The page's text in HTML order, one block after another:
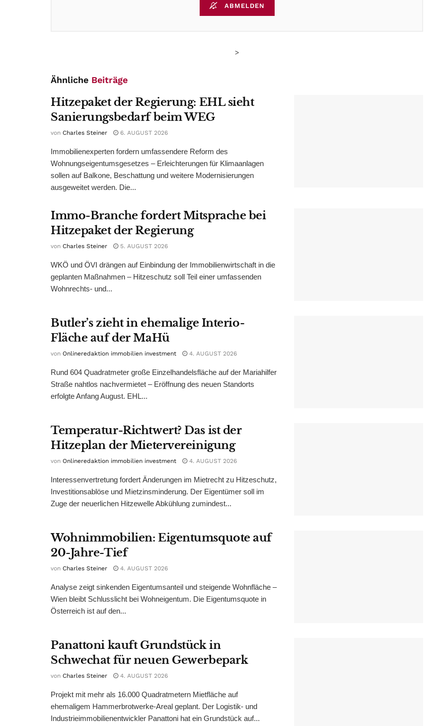
ABMELDEN
>
Ähnliche Beiträge
Hitzepaket der Regierung: EHL sieht
Sanierungsbedarf beim WEG
von Charles Steiner 6. AUGUST 2026
Immobilienexperten fordern umfassendere Reform des
Wohnungseigentumsgesetzes – Erleichterungen für Klimaanlagen
sollen auf Balkone, Beschattung und weitere Modernisierungen
ausgeweitet werden. Die...
Immo-Branche fordert Mitsprache bei
Hitzepaket der Regierung
von Charles Steiner 5. AUGUST 2026
WKÖ und ÖVI drängen auf Einbindung der Immobilienwirtschaft in die
geplanten Maßnahmen – Hitzeschutz soll Teil einer umfassenden
Wohnrechts- und...
Butler’s zieht in ehemalige Interio-
Fläche auf der MaHü
von Onlineredaktion immobilien investment 4. AUGUST 2026
Rund 604 Quadratmeter große Einzelhandelsfläche auf der Mariahilfer
Straße nahtlos nachvermietet – Eröffnung des neuen Standorts
erfolgte Anfang August. EHL...
Temperatur-Richtwert? Das ist der
Hitzeplan der Mietervereinigung
von Onlineredaktion immobilien investment 4. AUGUST 2026
Interessenvertretung fordert Änderungen im Mietrecht zu Hitzeschutz,
Investitionsablöse und Mietzinsminderung. Der Eigentümer soll im
Zuge der neuerlichen Hitzewelle Abkühlung zumindest...
Wohnimmobilien: Eigentumsquote auf
20-Jahre-Tief
von Charles Steiner 4. AUGUST 2026
Analyse zeigt sinkenden Eigentumsanteil und steigende Wohnfläche –
Wien bleibt Schlusslicht bei Wohneigentum. Die Eigentumsquote in
Österreich ist auf den...
Panattoni kauft Grundstück in
Schwechat für neuen Gewerbepark
von Charles Steiner 4. AUGUST 2026
Projekt mit mehr als 16.000 Quadratmetern Mietfläche auf
ehemaligem Hammerbrotwerke-Areal geplant. Der Logistik- und
Industrieimmobilienentwickler Panattoni hat ein Grundstück auf...